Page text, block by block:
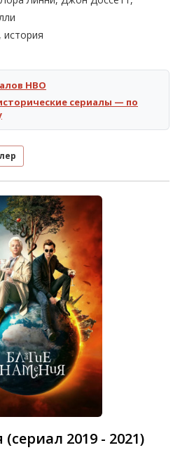
HBO
сериалы — по
2019 - 2021)